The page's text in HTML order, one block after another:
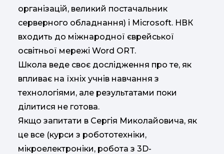
організацій, великий постачальник
серверного обладнання) і Mіcrosoft. НВК
входить до міжнародної єврейської
освітньої мережі Word ORT.
Школа веде своє дослідження про те, як
впливає на їхніх учнів навчання з
технологіями, але результатами поки
ділитися не готова.
Якщо запитати в Сергія Миколайовича, як
це все (курси з робототехніки,
мікроелектроніки, робота з 3D-